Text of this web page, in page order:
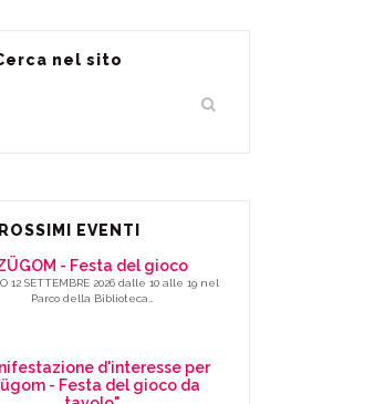
nel sito
EVENTI
- Festa del gioco
12 SETTEMBRE 2026 dalle 10 alle 19 nel
Parco della Biblioteca…
d'interesse per
- Festa del gioco da